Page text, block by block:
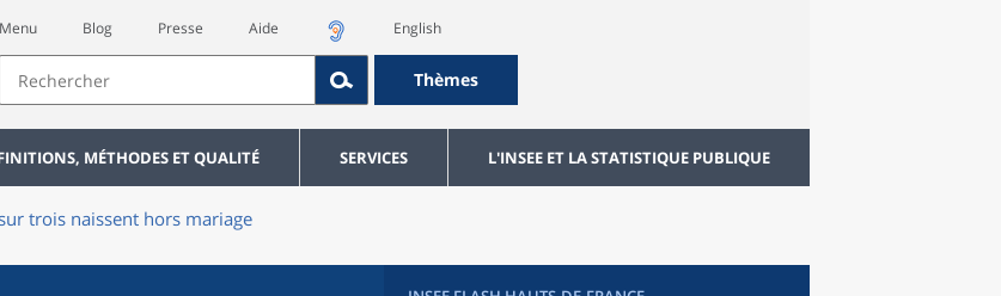
Menu Blog Presse Aide English
Thèmes
MÉTHODES ET QUALITÉ SERVICES L'INSEE ET LA STATISTIQUE PUBLIQUE
trois naissent hors mariage